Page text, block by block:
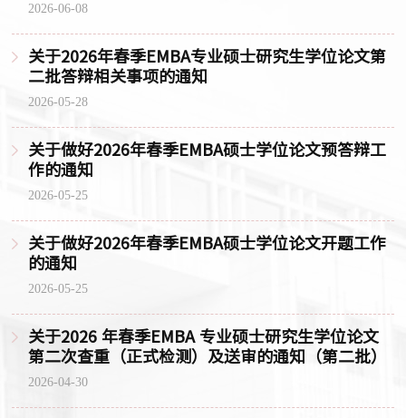
2026-06-08
关于2026年春季EMBA专业硕士研究生学位论文第
二批答辩相关事项的通知
2026-05-28
关于做好2026年春季EMBA硕士学位论文预答辩工
作的通知
2026-05-25
关于做好2026年春季EMBA硕士学位论文开题工作
的通知
2026-05-25
关于2026 年春季EMBA 专业硕士研究生学位论文
第二次查重（正式检测）及送审的通知（第二批）
2026-04-30